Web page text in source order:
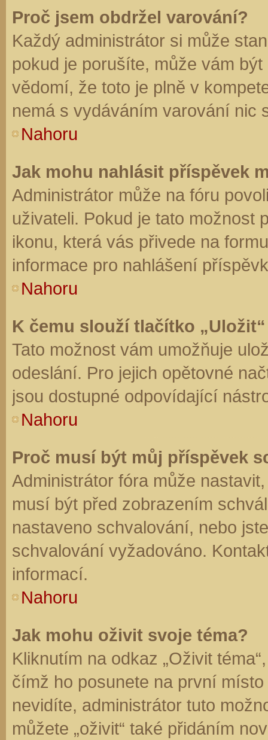
Proč jsem obdržel varování?
Každý administrátor si může
pokud je porušíte, může vám
vědomí, že toto je plně v
nemá s vydáváním varování nic
Nahoru
Jak mohu nahlásit příspěvek
Administrátor může na fóru
uživateli. Pokud je tato možnost
ikonu, která vás přivede na
informace pro nahlášení
Nahoru
K čemu slouží tlačítko
Tato možnost vám umožňuje
odeslání. Pro jejich opětovné
jsou dostupné odpovídající
Nahoru
Proč musí být můj příspěvek
Administrátor fóra může
musí být před zobrazením
nastaveno schvalování, nebo
schvalování vyžadováno.
informací.
Nahoru
Jak mohu oživit svoje téma?
Kliknutím na odkaz „Oživit
čímž ho posunete na první
nevidíte, administrátor tuto
můžete „oživit“ také přidáním